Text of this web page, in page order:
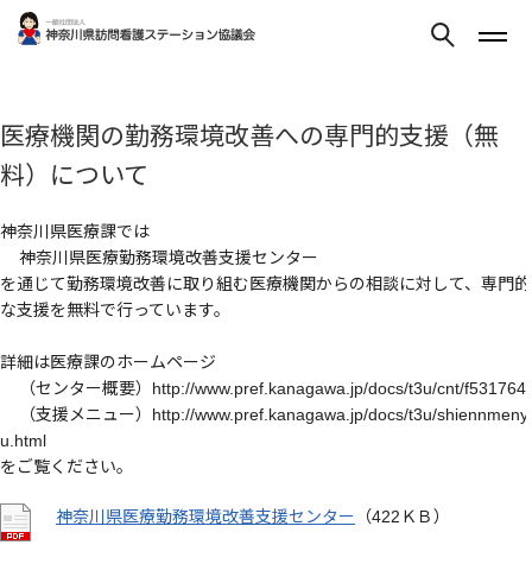
医療機関の勤務環境改善への専門的支援（無
料）について
神奈川県医療課では
神奈川県医療勤務環境改善支援センター
を通じて勤務環境改善に取り組む医療機関からの相談に対して、専門的
な支援を無料で行っています。
詳細は医療課のホームページ
（センター概要）http://www.pref.kanagawa.jp/docs/t3u/cnt/f531764/
（支援メニュー）http://www.pref.kanagawa.jp/docs/t3u/shiennmeny
u.html
をご覧ください。
神奈川県医療勤務環境改善支援センター （422ＫＢ）